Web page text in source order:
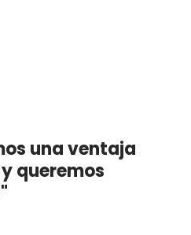
una ventaja
queremos